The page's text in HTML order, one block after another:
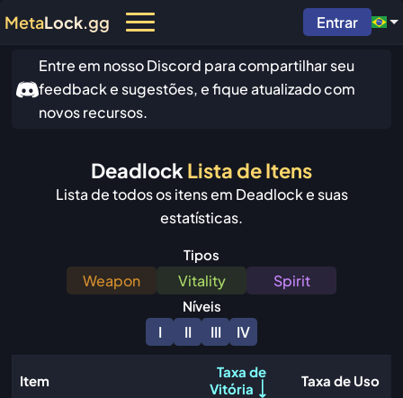
MetaLock.gg Entrar
Entre em nosso Discord para compartilhar seu
feedback e sugestões, e fique atualizado com
novos recursos.
Deadlock Lista de Itens
Lista de todos os itens em Deadlock e suas
estatísticas.
Tipos
Weapon Vitality Spirit
Níveis
I II III IV
Item
Taxa de
Vitória
Taxa de Uso